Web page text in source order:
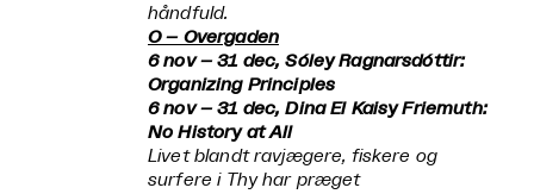
håndfuld.
O – Overgaden
6 nov – 31 dec, Sóley Ragnarsdóttir:
Organizing Principles
6 nov – 31 dec, Dina El Kaisy Friemuth:
No History at All
Livet blandt ravjægere, fiskere og
surfere i Thy har præget